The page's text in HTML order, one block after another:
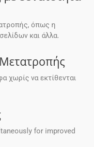
όπως η
και άλλα.
χωρίς να εκτίθενται
for improved